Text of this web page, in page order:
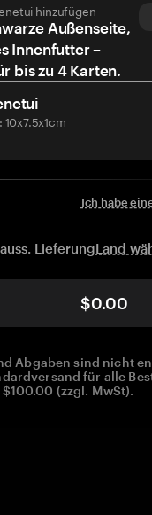
hinzufügen
Außenseite,
Innenfutter –
bis zu 4 Karten.
10x7.5x1cm
Ich habe
LieferungLand
$0.00
Abgaben sind nicht
für alle
$100.00 (zzgl. MwSt).